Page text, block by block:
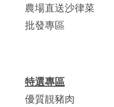
農場直送沙律菜
批發專區
特選專區
優質靚豬肉